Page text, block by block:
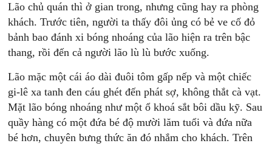
Lão chủ quán thì ở gian trong, nhưng cũng hay ra phòng
khách. Trước tiên, người ta thấy đôi ủng có bẻ ve cố đỏ
bảnh bao đánh xi bóng nhoáng của lão hiện ra trên bậc
thang, rồi đến cả người lão lù lù bước xuống.
Lão mặc một cái áo dài đuôi tôm gấp nếp và một chiếc
gi-lê xa tanh đen cáu ghét đến phát sợ, không thắt cà vạt.
Mặt lão bóng nhoáng như một ổ khoá sắt bôi dầu kỹ. Sau
quầy hàng có một đứa bé độ mười lăm tuổi và đứa nữa
bé hơn, chuyên bưng thức ăn đó nhắm cho khách. Trên